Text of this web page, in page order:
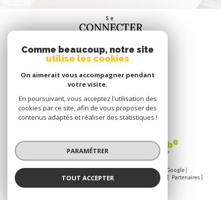
Se
CONNECTER
espace propriétaire
SUIVRE
Nous
© 2026 | Tous droits réservés | Traduction powered by Google |
Plan du site Mentions légales Admin
Partenaires
Comme beaucoup, notre site
utilise les cookies
On aimerait vous accompagner pendant
votre visite.
En poursuivant, vous acceptez l'utilisation des
cookies par ce site, afin de vous proposer des
contenus adaptés et réaliser des statistiques !
PARAMÉTRER
TOUT ACCEPTER